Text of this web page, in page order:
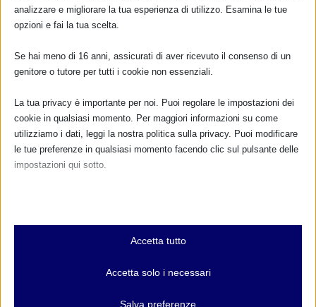
CALENDARIO EVENTI
analizzare e migliorare la tua esperienza di utilizzo. Esamina le tue
opzioni e fai la tua scelta.
Se hai meno di 16 anni, assicurati di aver ricevuto il consenso di un
genitore o tutore per tutti i cookie non essenziali.
La tua privacy è importante per noi. Puoi regolare le impostazioni dei
cookie in qualsiasi momento. Per maggiori informazioni su come
utilizziamo i dati, leggi la nostra politica sulla privacy. Puoi modificare
le tue preferenze in qualsiasi momento facendo clic sul pulsante delle
impostazioni qui sotto.
Essenziali
I cookie e i servizi essenziali abilitano le funzioni di base e sono
e servizi non richiedono il consenso dell'utente secondo il GDPR.
Accetta tutto
Accetta solo i necessari
Salva preferenze